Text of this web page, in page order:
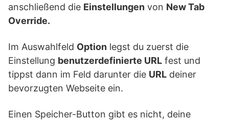
anschließend die Einstellungen von New Tab
Override.
Im Auswahlfeld Option legst du zuerst die
Einstellung benutzerdefinierte URL fest und
tippst dann im Feld darunter die URL deiner
bevorzugten Webseite ein.
Einen Speicher-Button gibt es nicht, deine